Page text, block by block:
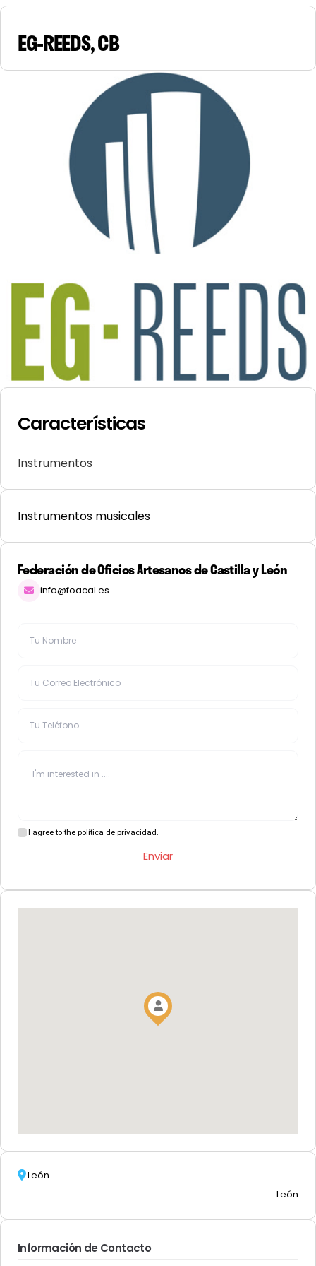
EG-REEDS, CB
Características
Instrumentos
Instrumentos musicales
Federación de Oficios Artesanos de Castilla y León
info@foacal.es
I agree to the política de privacidad.
Enviar
León
León
Información de Contacto